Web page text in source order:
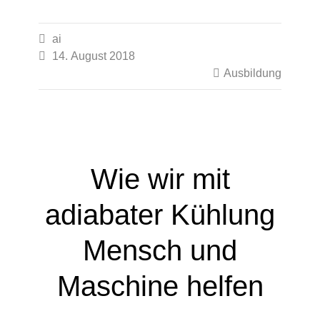

ai

14. August 2018
 Ausbildung
Wie wir mit
adiabater Kühlung
Mensch und
Maschine helfen